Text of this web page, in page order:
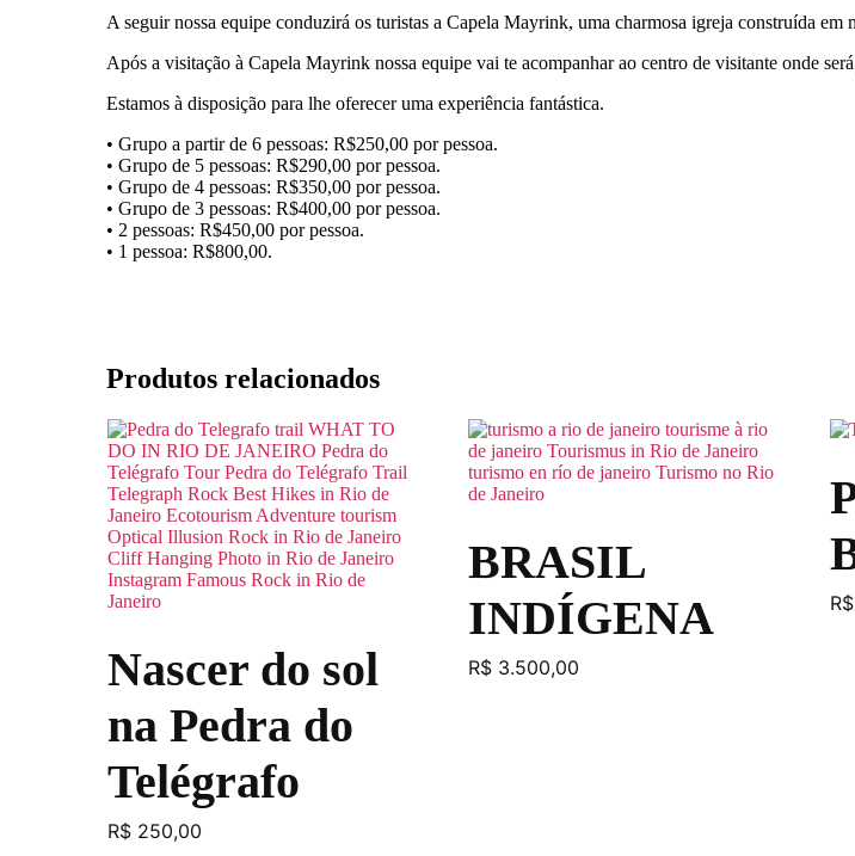
A seguir nossa equipe conduzirá os turistas a Capela Mayrink, uma charmosa igreja construída
Após a visitação à Capela Mayrink nossa equipe vai te acompanhar ao centro de visitante onde
Estamos à disposição para lhe oferecer uma experiência fantástica.
• Grupo a partir de 6 pessoas: R$250,00 por pessoa.
• Grupo de 5 pessoas: R$290,00 por pessoa.
• Grupo de 4 pessoas: R$350,00 por pessoa.
• Grupo de 3 pessoas: R$400,00 por pessoa.
• 2 pessoas: R$450,00 por pessoa.
• 1 pessoa: R$800,00.
Produtos relacionados
Nascer do sol
na Pedra do
Telégrafo
R$250,00
BRASIL
INDÍGENA
R$ 3.500,00
R$